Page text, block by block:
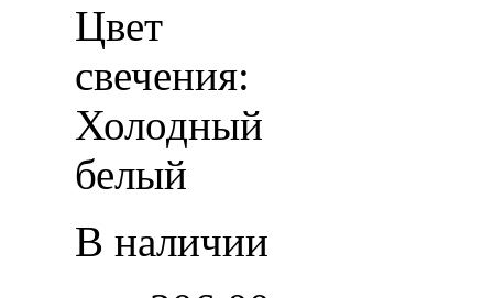
Цвет
свечения:
Холодный
белый
В наличии